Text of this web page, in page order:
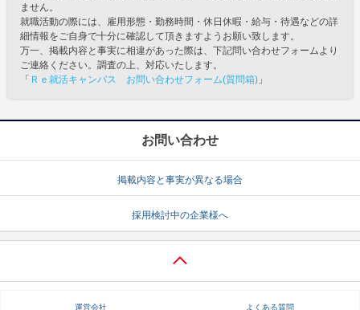
ません。
就職活動の際には、雇用形態・勤務時間・休日休暇・給与・待遇などの詳
細情報をご自身で十分に確認して頂きますようお願い致します。
万一、掲載内容と事実に相違があった際は、下記問い合わせフォームより
ご連絡ください。調査の上、対応いたします。
「 Ｒｅ就活キャンパス お問い合わせフォーム(質問箱) 」
お問い合わせ
掲載内容と事実が異なる場合
採用検討中の企業様へ
運営会社 よくある質問